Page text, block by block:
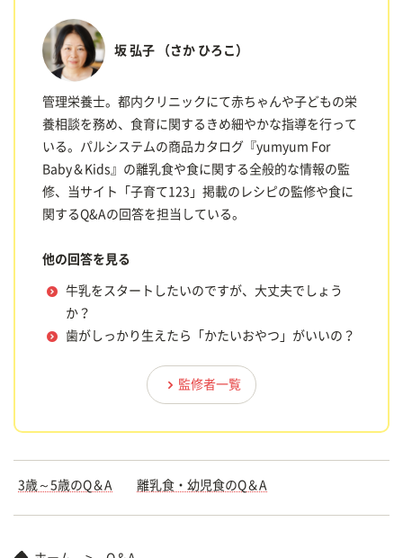
坂 弘子 （さか ひろこ）
管理栄養士。都内クリニックにて赤ちゃんや子どもの栄
養相談を務め、食育に関するきめ細やかな指導を行って
いる。パルシステムの商品カタログ『yumyum For
Baby＆Kids』の離乳食や食に関する全般的な情報の監
修、当サイト「子育て123」掲載のレシピの監修や食に
関するQ&Aの回答を担当している。
他の回答を見る
牛乳をスタートしたいのですが、大丈夫でしょう
か？
歯がしっかり生えたら「かたいおやつ」がいいの？
監修者一覧
3歳～5歳のQ＆A 離乳食・幼児食のQ＆A